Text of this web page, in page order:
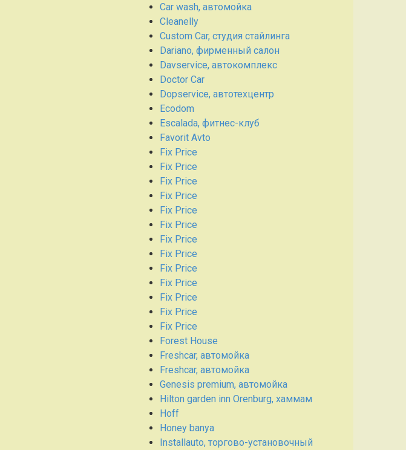
Car wash, автомойка
Cleanelly
Custom Car, студия стайлинга
Dariano, фирменный салон
Davservice, автокомплекс
Doctor Car
Dopservice, автотехцентр
Ecodom
Escalada, фитнес-клуб
Favorit Avto
Fix Price
Fix Price
Fix Price
Fix Price
Fix Price
Fix Price
Fix Price
Fix Price
Fix Price
Fix Price
Fix Price
Fix Price
Fix Price
Forest House
Freshcar, автомойка
Freshcar, автомойка
Genesis premium, автомойка
Hilton garden inn Orenburg, хаммам
Hoff
Honey banya
Installauto, торгово-установочный